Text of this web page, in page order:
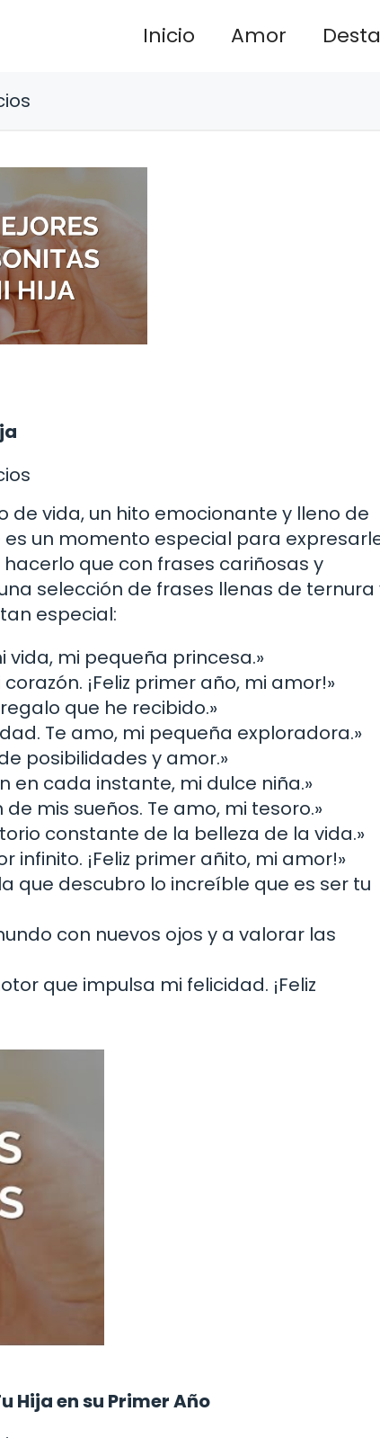
Inicio Amor
de vida, un hito emocionante y lleno de
un momento especial para
que con frases cariñosas y
selección de frases llenas de ternura
especial:
vida, mi pequeña princesa.»
¡Feliz primer año, mi amor!»
que he recibido.»
Te amo, mi pequeña exploradora.»
posibilidades y amor.»
en cada instante, mi dulce niña.»
mis sueños. Te amo, mi tesoro.»
constante de la belleza de la vida.»
infinito. ¡Feliz primer añito, mi amor!»
que descubro lo increíble que es ser tu
con nuevos ojos y a valorar las
que impulsa mi felicidad. ¡Feliz
Hija en su Primer Año